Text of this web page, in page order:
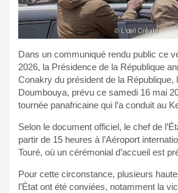
Dans un communiqué rendu public ce
2026, la Présidence de la République
Conakry du président de la République,
Doumbouya, prévu ce samedi 16 mai
tournée panafricaine qui l’a conduit au
Selon le document officiel, le chef de
partir de 15 heures à l’Aéroport
Touré, où un cérémonial d’accueil est
Pour cette circonstance, plusieurs
l’État ont été conviées, notamment la